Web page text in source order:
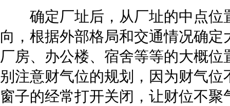
确定厂址后，从厂址的中点位
向，根据外部格局和交通情况确
厂房、办公楼、宿舍等等的大概
别注意财气位的规划，因为财气
窗子的经常打开关闭，让财位不